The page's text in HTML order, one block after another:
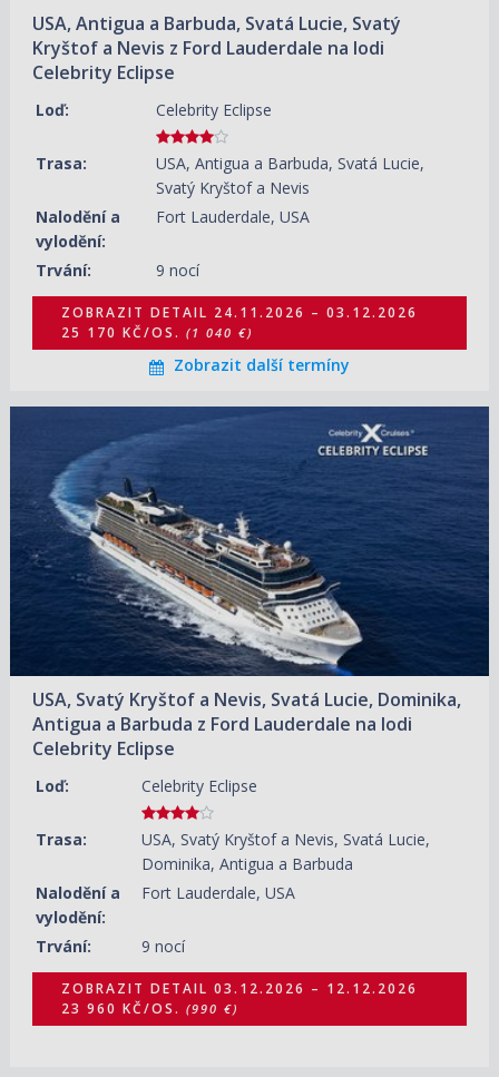
USA, Antigua a Barbuda, Svatá Lucie, Svatý
Kryštof a Nevis z Ford Lauderdale na lodi
Celebrity Eclipse
Loď: Celebrity Eclipse
Trasa:
USA, Antigua a Barbuda, Svatá Lucie,
Svatý Kryštof a Nevis
Nalodění a
vylodění:
Fort Lauderdale, USA
Trvání: 9 nocí
ZOBRAZIT DETAIL 24.11.2026 – 03.12.2026
25 170 KČ/OS. (1 040 €)
Zobrazit další termíny
USA, Svatý Kryštof a Nevis, Svatá Lucie, Dominika,
Antigua a Barbuda z Ford Lauderdale na lodi
Celebrity Eclipse
Loď: Celebrity Eclipse
Trasa:
USA, Svatý Kryštof a Nevis, Svatá Lucie,
Dominika, Antigua a Barbuda
Nalodění a
vylodění:
Fort Lauderdale, USA
Trvání: 9 nocí
ZOBRAZIT DETAIL
03.12.2026 – 12.12.2026
23 960 KČ/OS.
ZOBRAZIT DETAIL 03.12.2026 – 12.12.2026
23 960 KČ/OS. (990 €)